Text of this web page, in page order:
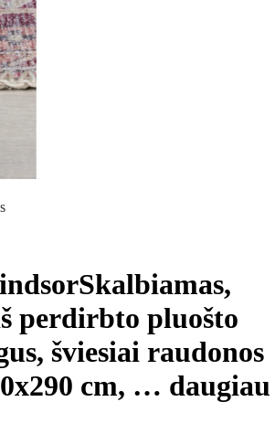
Skalbiamas,
perdirbto pluošto
šviesiai raudonos
cm, … daugiau